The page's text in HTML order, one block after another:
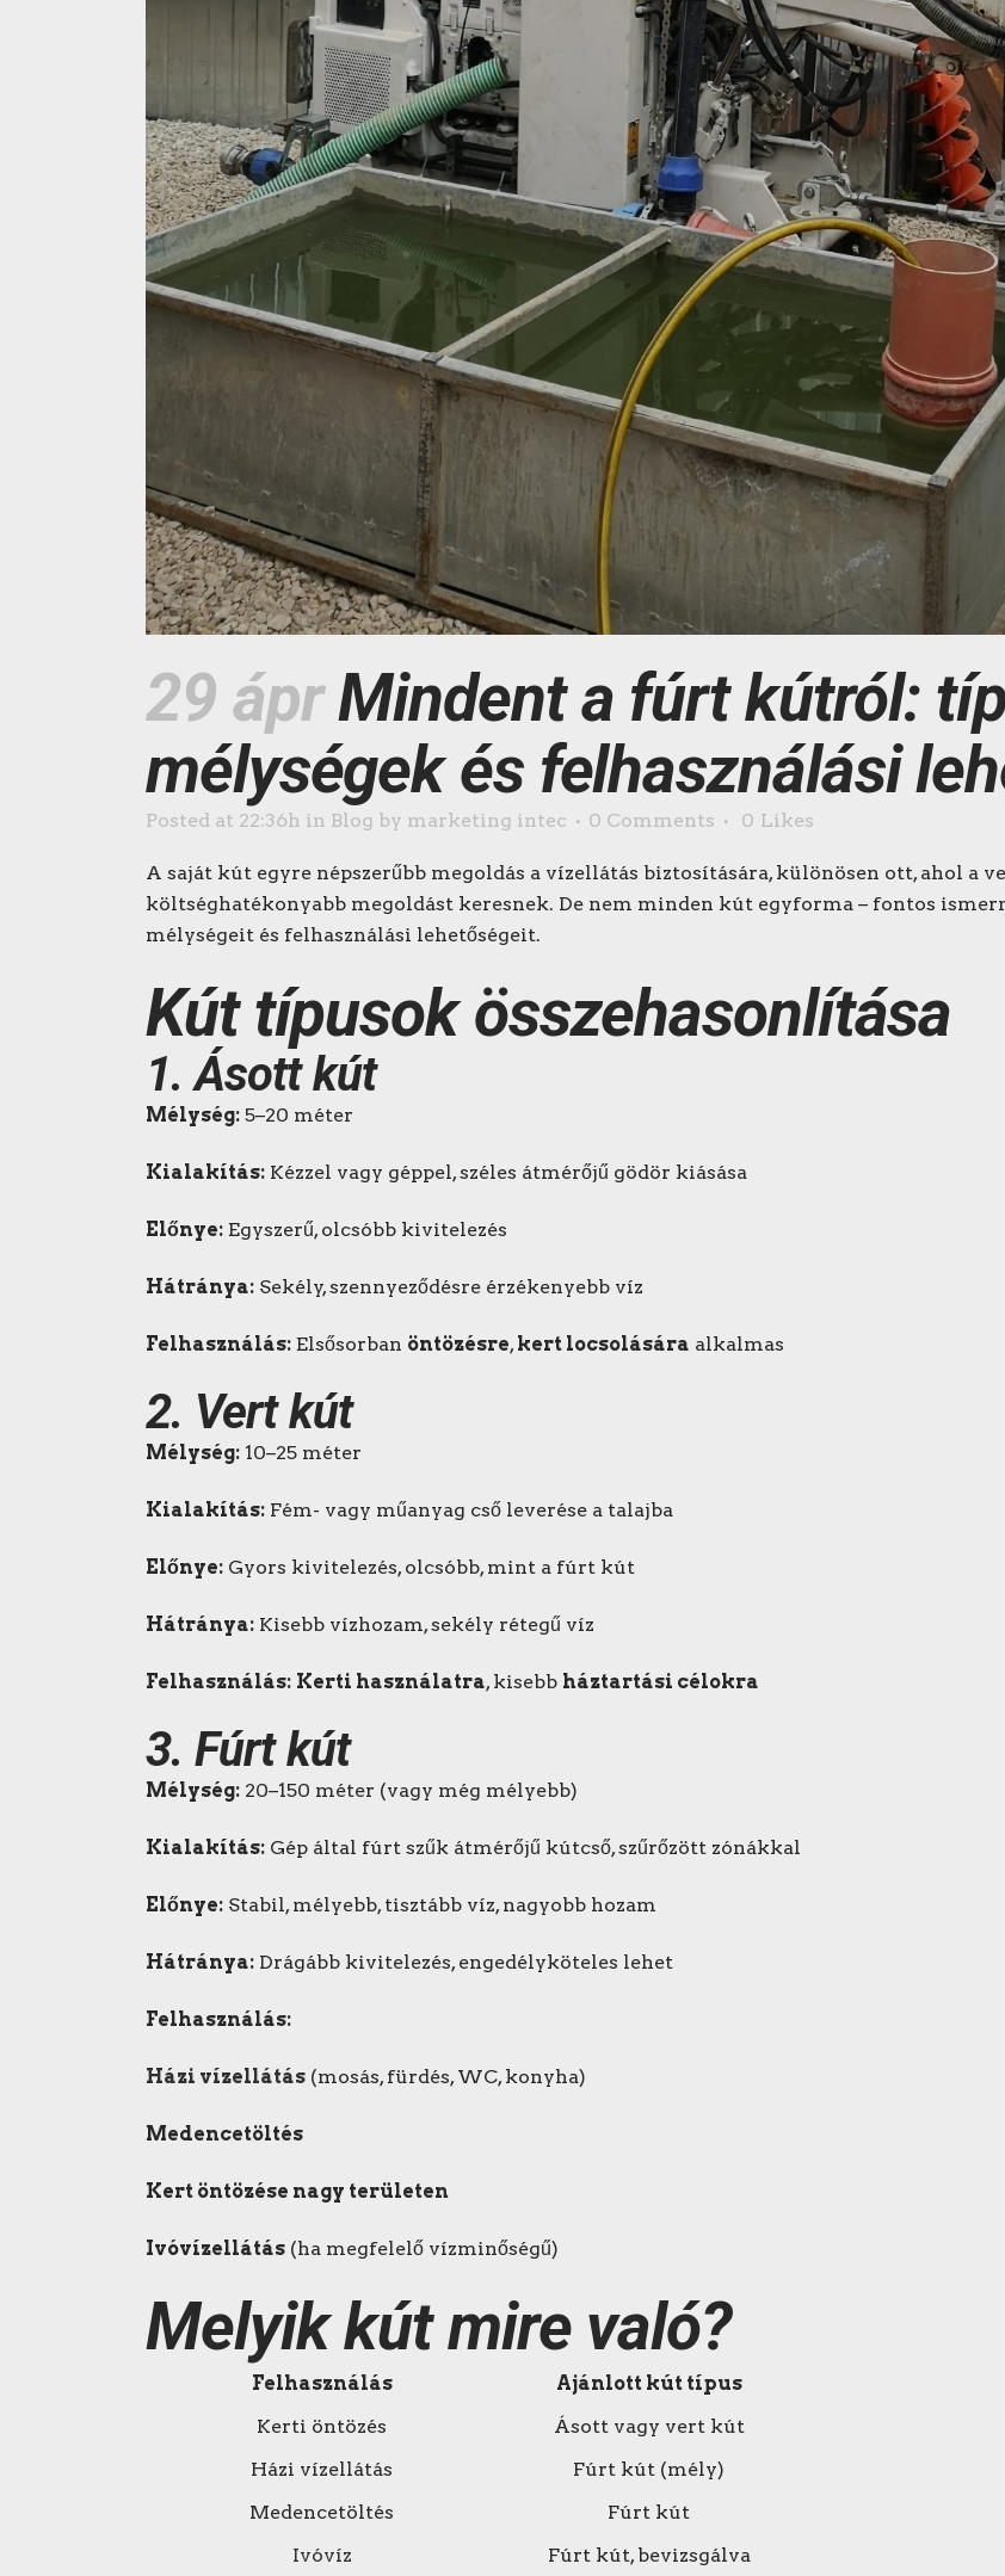
29 áprMindent a fúrt kútról:
mélységek és felhasználási
Posted at 22:36h in Blog by marketing intec 0 Comments 0 Likes
A saját kút egyre népszerűbb megoldás a vízellátás biztosítására, különösen ott, ahol a
költséghatékonyabb megoldást keresnek. De nem minden kút egyforma – fontos
mélységeit és felhasználási lehetőségeit.
Kúttípusok összehasonlítása
1.Ásott kút
Mélység: 5–20 méter
Kialakítás: Kézzel vagy géppel, széles átmérőjű gödör kiásása
Előnye: Egyszerű, olcsóbb kivitelezés
Hátránya: Sekély, szennyeződésre érzékenyebb víz
Felhasználás: Elsősorban öntözésre, kert locsolására alkalmas
2. Vert kút
Mélység: 10–25 méter
Kialakítás: Fém- vagy műanyag cső leverése a talajba
Előnye: Gyors kivitelezés, olcsóbb, mint a fúrt kút
Hátránya: Kisebb vízhozam, sekély rétegű víz
Felhasználás: Kerti használatra, kisebb háztartási célokra
3. Fúrt kút
Mélység: 20–150 méter (vagy még mélyebb)
Kialakítás: Gép által fúrt szűk átmérőjű kútcső, szűrőzött zónákkal
Előnye: Stabil, mélyebb, tisztább víz, nagyobb hozam
Hátránya: Drágább kivitelezés, engedélyköteles lehet
Felhasználás:
Házi vízellátás (mosás, fürdés, WC, konyha)
Medencetöltés
Kert öntözése nagy területen
Ivóvízellátás (ha megfelelő vízminőségű)
Melyik kút mire való?
Felhasználás
Ajánlott kút típus
Kerti öntözés
Ásott vagy vert kút
Házi vízellátás
Fúrt kút (mély)
Medencetöltés
Fúrt kút
Ivóvíz
Fúrt kút, bevizsgálva